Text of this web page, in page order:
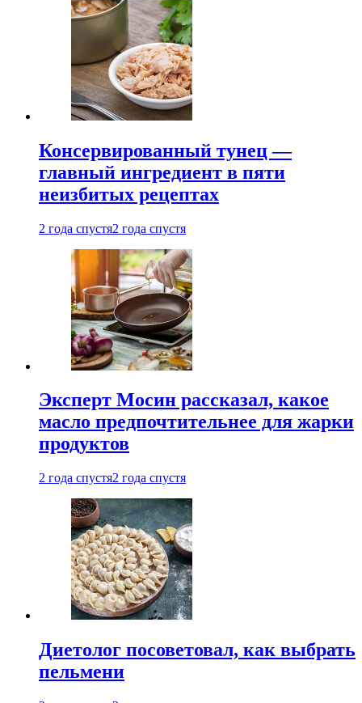
Консервированный тунец —
главный ингредиент в пяти
неизбитых рецептах
2 года спустя2 года спустя
Эксперт Мосин рассказал, какое
масло предпочтительнее для жарки
продуктов
2 года спустя2 года спустя
Диетолог посоветовал, как выбрать
пельмени